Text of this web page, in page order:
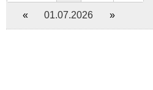
« 01.07.2026 »